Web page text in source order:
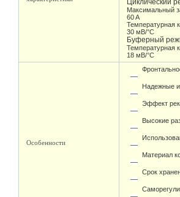
Циклический
Максимальный
60 A
Температурная
30 мВ/°С
Буферный
Температурная
18 мВ/°С
Особенности
Надежные
Эффект
Высокие
Материал
Срок